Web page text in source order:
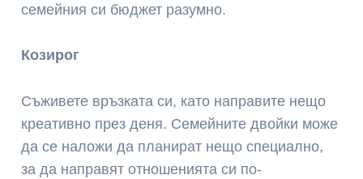
семейния си бюджет разумно.
Козирог
Съживете връзката си, като направите нещо
креативно през деня. Семейните двойки може
да се наложи да планират нещо специално,
за да направят отношенията си по-